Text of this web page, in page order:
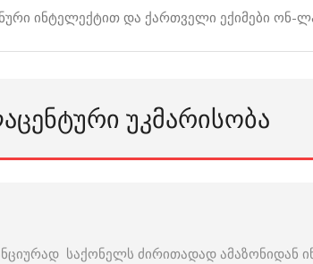
ინტელექტით და ქართველი ექიმები ონ-
ᲣᲙᲛᲐᲠᲘᲡᲝᲑᲐ
საქონელს ძირითადად ამაზონიდან